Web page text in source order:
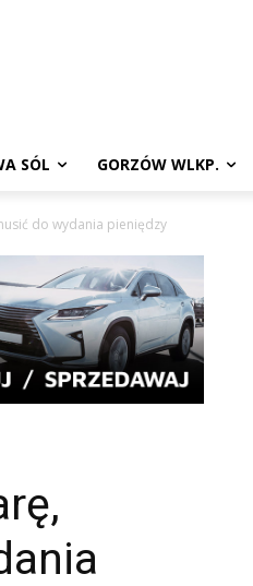
SÓL GORZÓW WLKP.
do wydania pieniędzy